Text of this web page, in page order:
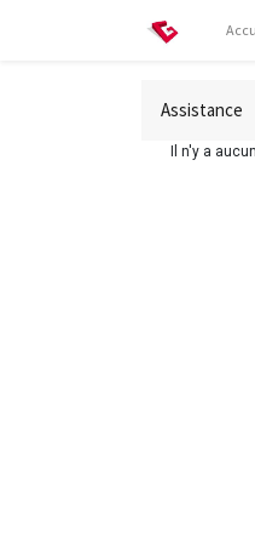
Assistance
Il n'y a